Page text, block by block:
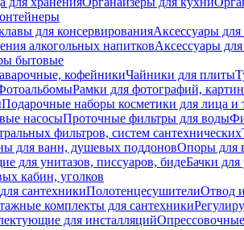
для консервированияАксессуары
алкогольных напитковАксессуары
бытовые
кофейникиЧайники для плиты
Рамки для фотографий, картин
Подарочные наборы косметики для лица и
насосыПроточные фильтры для воды
фильтров, систем сантехнических
для ванн, душевых поддоновОпоры для
для унитазов, писсуаров, бидеБачки для
кабин, уголков
сантехникиПолотенцесушителиОтвод
комплекты для сантехники
для инсталляций